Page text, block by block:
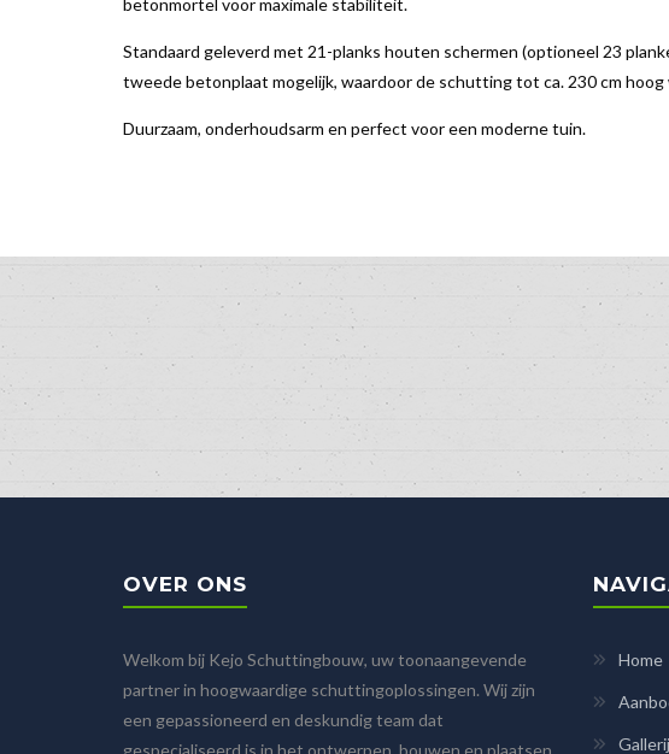
Standaard geleverd met 21-planks houten schermen (optioneel 23
tweede betonplaat mogelijk, waardoor de schutting tot ca. 230 cm
Duurzaam, onderhoudsarm en perfect voor een moderne tuin.
OVER ONS
Welkom bij Kejo Schuttingbouw, uw toonaangevende
partner in hoogwaardige schuttingoplossingen. Wij zijn
een gepassioneerd en deskundig team dat
gespecialiseerd is in het ontwerpen, bouwen en plaatsen
Home
Gallerij